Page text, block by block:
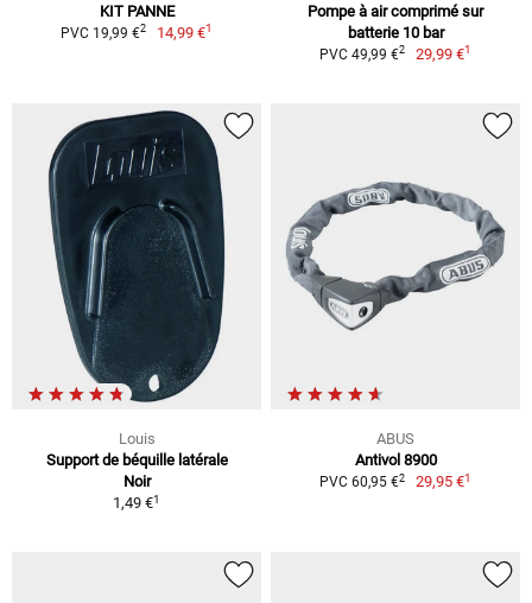
KIT PANNE
PVC 19,99 €2 14,99 €1
Pompe à air comprimé sur
batterie 10 bar
PVC 49,99 €2 29,99 €1
Louis
Support de béquille latérale
Noir
1,49 €1
ABUS
Antivol 8900
PVC 60,95 €2 29,95 €1